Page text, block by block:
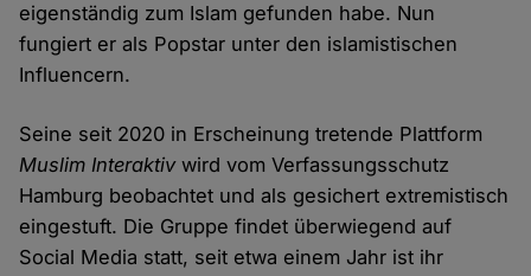
eigenständig zum Islam gefunden habe. Nun
fungiert er als Popstar unter den islamistischen
Influencern.
Seine seit 2020 in Erscheinung tretende Plattform
Muslim Interaktivwird vom Verfassungsschutz
Hamburg beobachtet und als gesichert extremistisch
eingestuft. Die Gruppe findet überwiegend auf
Social Media statt, seit etwa einem Jahr ist ihr